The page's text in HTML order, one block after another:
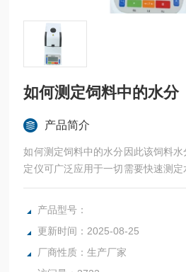
如何测定饲料中的水分
产品简介
如何测定饲料中的水分因此该饲料
定仪可广泛应用于一切需要快速测定
电子科技有限公司始终立志于为用
质量产品，为您打造快速，准确，物
产品型号：
更新时间：2025-08-25
厂商性质：生产厂家